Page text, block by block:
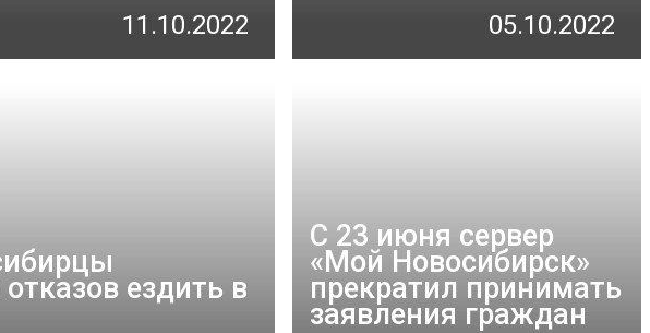
11.10.2022 05.10.2022
ездить в
С 23 июня сервер
«Мой Новосибирск»
прекратил принимать
заявления граждан